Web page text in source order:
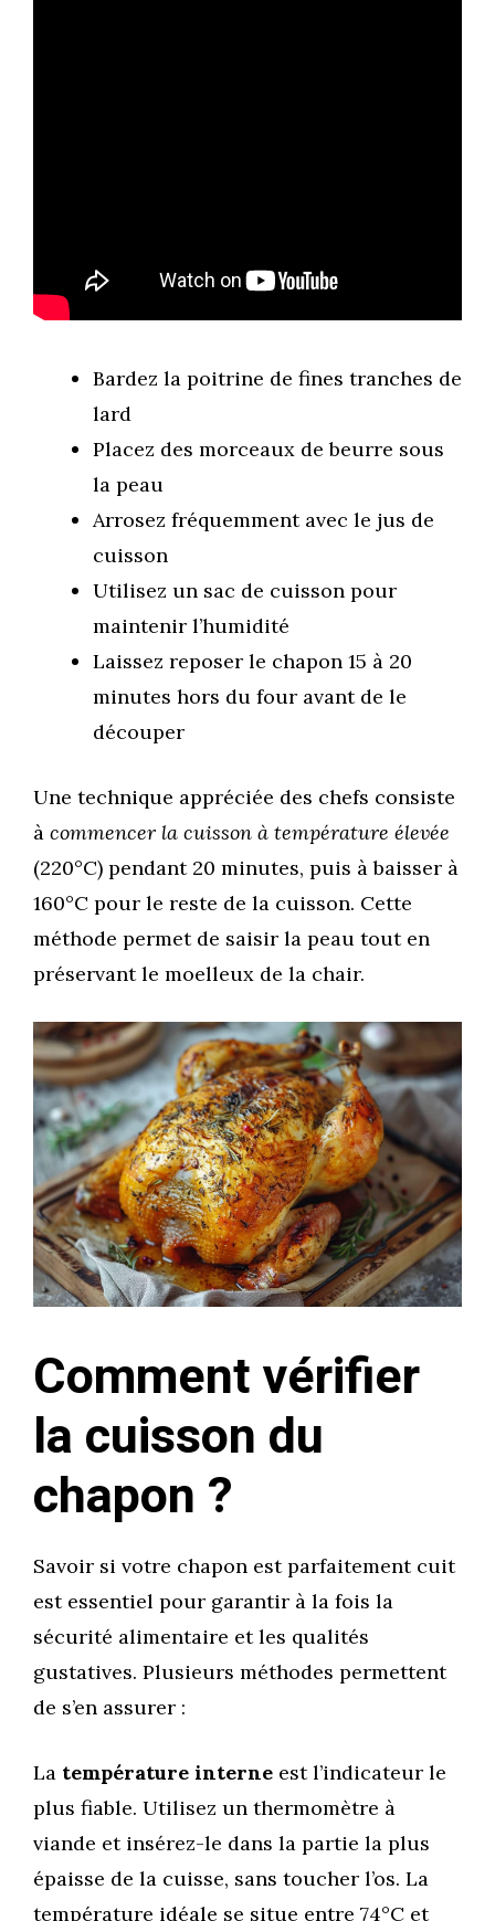
Bardez la poitrine de fines tranches de
lard
Placez des morceaux de beurre sous
la peau
Arrosez fréquemment avec le jus de
cuisson
Utilisez un sac de cuisson pour
maintenir l’humidité
Laissez reposer le chapon 15 à 20
minutes hors du four avant de le
découper
Une technique appréciée des chefs consiste
à commencer la cuisson à température élevée
(220°C) pendant 20 minutes, puis à baisser à
160°C pour le reste de la cuisson. Cette
méthode permet de saisir la peau tout en
préservant le moelleux de la chair.
Comment vérifier
la cuisson du
chapon ?
Savoir si votre chapon est parfaitement cuit
est essentiel pour garantir à la fois la
sécurité alimentaire et les qualités
gustatives. Plusieurs méthodes permettent
de s’en assurer :
La température interne est l’indicateur le
plus fiable. Utilisez un thermomètre à
viande et insérez-le dans la partie la plus
épaisse de la cuisse, sans toucher l’os. La
température idéale se situe entre 74°C et